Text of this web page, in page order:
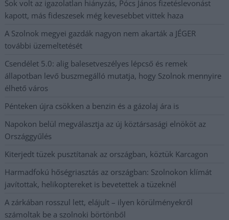
Sok volt az igazolatlan hiányzás, Pócs János fizetéslevonást
kapott, más fideszesek még kevesebbet vittek haza
A Szolnok megyei gazdák nagyon nem akarták a JÉGER
további üzemeltetését
Csendélet 5.0: alig balesetveszélyes lépcső és remek
állapotban levő buszmegálló mutatja, hogy Szolnok mennyire
élhető város
Pénteken újra csökken a benzin és a gázolaj ára is
Napokon belül megválasztja az új köztársasági elnököt az
Országgyűlés
Kiterjedt tüzek pusztítanak az országban, köztük Karcagon
Harmadfokú hőségriasztás az országban: Szolnokon klímát
javítottak, helikoptereket is bevetettek a tüzeknél
A zárkában rosszul lett, elájult – ilyen körülményekről
számoltak be a szolnoki börtönből